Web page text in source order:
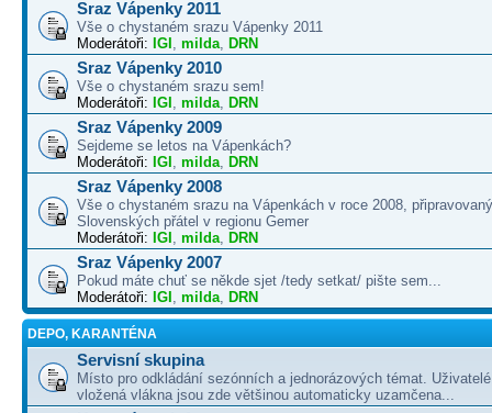
Sraz Vápenky 2011
Vše o chystaném srazu Vápenky 2011
Moderátoři: IGI , milda, DRN
Sraz Vápenky 2010
Vše o chystaném srazu sem!
Moderátoři: IGI , milda, DRN
Sraz Vápenky 2009
Sejdeme se letos na Vápenkách?
Moderátoři: IGI , milda, DRN
Sraz Vápenky 2008
Vše o chystaném srazu na Vápenkách v roce 2008,
Slovenských přátel v regionu Gemer
Moderátoři: IGI , milda, DRN
Sraz Vápenky 2007
Pokud máte chuť se někde sjet /tedy setkat/ pište sem...
Moderátoři: IGI , milda, DRN
DEPO, KARANTÉNA
Servisní skupina
Místo pro odkládání sezónních a jednorázových témat.
vložená vlákna jsou zde většinou automaticky uzamčena...